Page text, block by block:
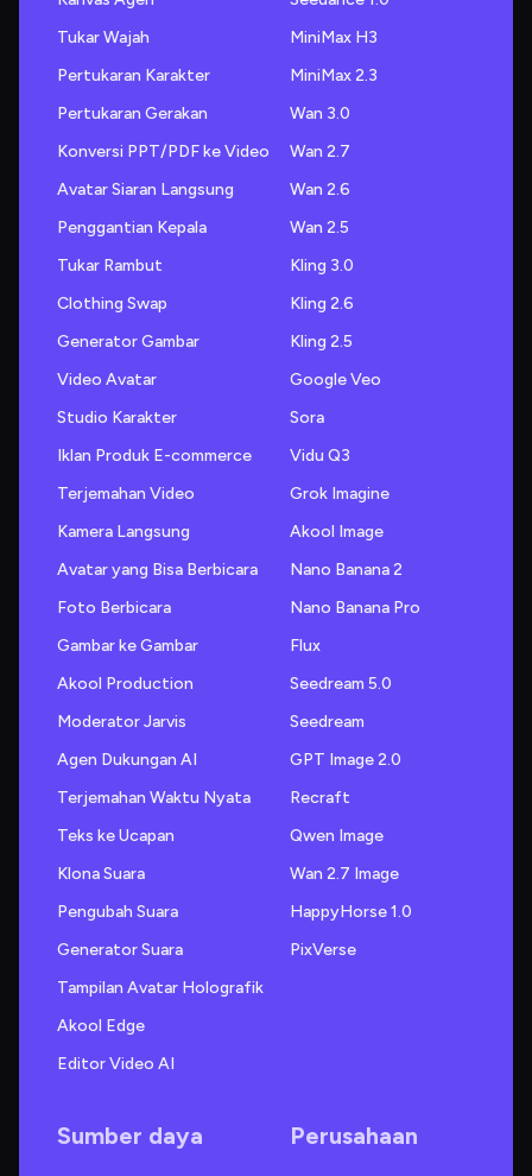
Tukar Wajah
Pertukaran Karakter
Pertukaran Gerakan
Konversi PPT/PDF ke Video
Avatar Siaran Langsung
Penggantian Kepala
Tukar Rambut
Clothing Swap
Generator Gambar
Video Avatar
Studio Karakter
Iklan Produk E-commerce
Terjemahan Video
Kamera Langsung
Avatar yang Bisa Berbicara
Foto Berbicara
Gambar ke Gambar
Akool Production
Moderator Jarvis
Agen Dukungan AI
Terjemahan Waktu Nyata
Teks ke Ucapan
Klona Suara
Pengubah Suara
Generator Suara
Tampilan Avatar Holografik
Akool Edge
Editor Video AI
MiniMax H3
MiniMax 2.3
Wan 3.0
Wan 2.7
Wan 2.6
Wan 2.5
Kling 3.0
Kling 2.6
Kling 2.5
Google Veo
Sora
Vidu Q3
Grok Imagine
Akool Image
Nano Banana 2
Nano Banana Pro
Flux
Seedream 5.0
Seedream
GPT Image 2.0
Recraft
Qwen Image
Wan 2.7 Image
HappyHorse 1.0
PixVerse
Sumber daya Perusahaan